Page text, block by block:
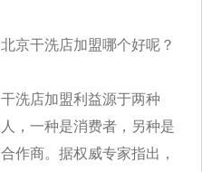
北京干洗店加盟哪个好呢？
干洗店加盟利益源于两种
人，一种是消费者，另种是
合作商。据权威专家指出，